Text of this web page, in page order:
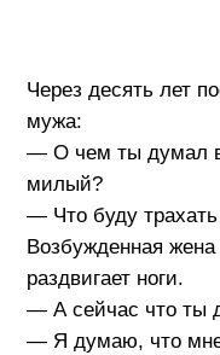
Через десять лет
мужа:
— О чем ты думал
милый?
— Что буду
Возбужденная
раздвигает ноги.
— А сейчас что ты
— Я думаю, что мне